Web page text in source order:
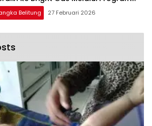
In di Belitung Timur
Belitung 27 Februari 2026